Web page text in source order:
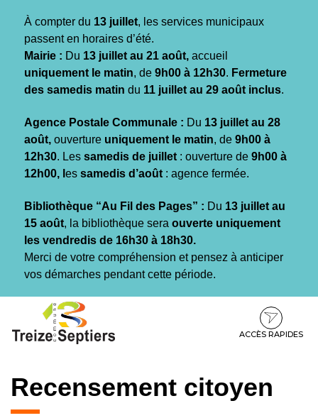
À compter du 13 juillet, les services municipaux
passent en horaires d’été.
Mairie : Du 13 juillet au 21 août, accueil
uniquement le matin, de 9h00 à 12h30. Fermeture
des samedis matin du 11 juillet au 29 août inclus.
Agence Postale Communale : Du 13 juillet au 28
août, ouverture uniquement le matin, de 9h00 à
12h30. Les samedis de juillet : ouverture de 9h00 à
12h00, l es samedis d’août : agence fermée.
Bibliothèque “Au Fil des Pages” : Du 13 juillet au
15 août, la bibliothèque sera ouverte uniquement
les vendredis de 16h30 à 18h30.
Merci de votre compréhension et pensez à anticiper
vos démarches pendant cette période.
contenu
pied
ACCÈS RAPIDES
Recensement citoyen